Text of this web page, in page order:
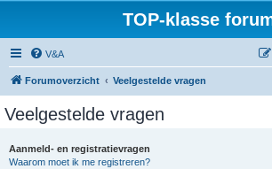
TOP-klasse
V&A
Forumoverzicht Veelgestelde vragen
Veelgestelde vragen
Aanmeld- en registratievragen
Waarom moet ik me registreren?